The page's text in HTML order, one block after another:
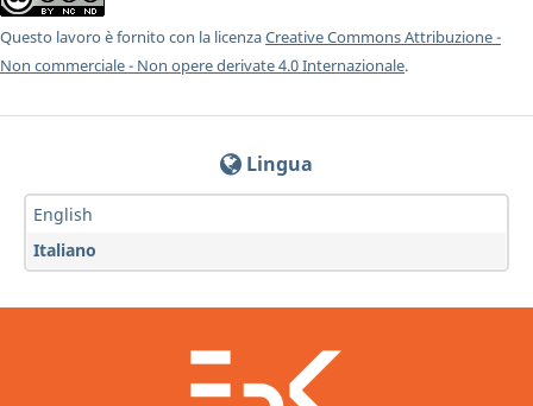
Questo lavoro è fornito con la licenzaCreative Commons Attribuzione -
Non commerciale - Non opere derivate 4.0 Internazionale.
Lingua
English
Italiano